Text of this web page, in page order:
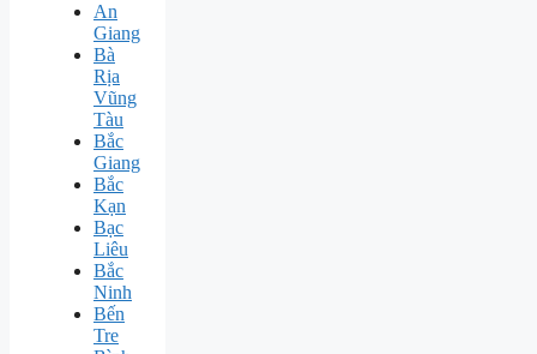
An
Giang
Bà
Rịa
Vũng
Tàu
Bắc
Giang
Bắc
Kạn
Bạc
Liêu
Bắc
Ninh
Bến
Tre